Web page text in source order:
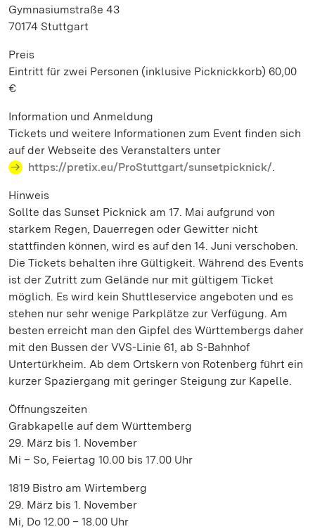
Gymnasiumstraße 43
70174 Stuttgart
Preis
Eintritt für zwei Personen (inklusive Picknickkorb) 60,00
€
Information und Anmeldung
Tickets und weitere Informationen zum Event finden sich
auf der Webseite des Veranstalters unter
https://pretix.eu/ProStuttgart/sunsetpicknick/.
Hinweis
Sollte das Sunset Picknick am 17. Mai aufgrund von
starkem Regen, Dauerregen oder Gewitter nicht
stattfinden können, wird es auf den 14. Juni verschoben.
Die Tickets behalten ihre Gültigkeit. Während des Events
ist der Zutritt zum Gelände nur mit gültigem Ticket
möglich. Es wird kein Shuttleservice angeboten und es
stehen nur sehr wenige Parkplätze zur Verfügung. Am
besten erreicht man den Gipfel des Württembergs daher
mit den Bussen der VVS-Linie 61, ab S-Bahnhof
Untertürkheim. Ab dem Ortskern von Rotenberg führt ein
kurzer Spaziergang mit geringer Steigung zur Kapelle.
Öffnungszeiten
Grabkapelle auf dem Württemberg
29. März bis 1. November
Mi – So, Feiertag 10.00 bis 17.00 Uhr
1819 Bistro am Wirtemberg
29. März bis 1. November
Mi, Do 12.00 – 18.00 Uhr